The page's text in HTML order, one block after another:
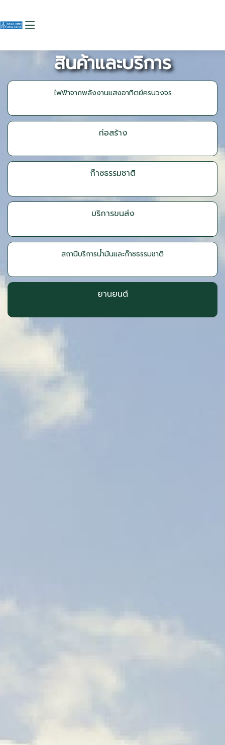
สินค้าและบริการ
ไฟฟ้าจากพลังงานแสงอาทิตย์ครบวงจร
ก่อสร้าง
ก๊าซธรรมชาติ
บริการขนส่ง
สถานีบริการน้ำมันและก๊าซธรรมชาติ
ยานยนต์